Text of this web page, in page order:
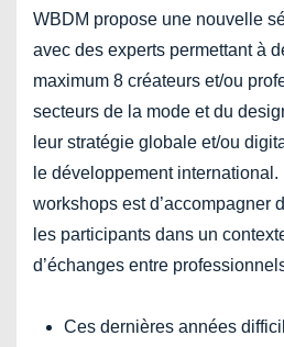
WBDM propose une nouvelle
avec des experts permettant à
maximum 8 créateurs et/ou
secteurs de la mode et du
leur stratégie globale et/ou
le développement international.
workshops est d’accompagner
les participants dans un
d’échanges entre
Ces dernières années